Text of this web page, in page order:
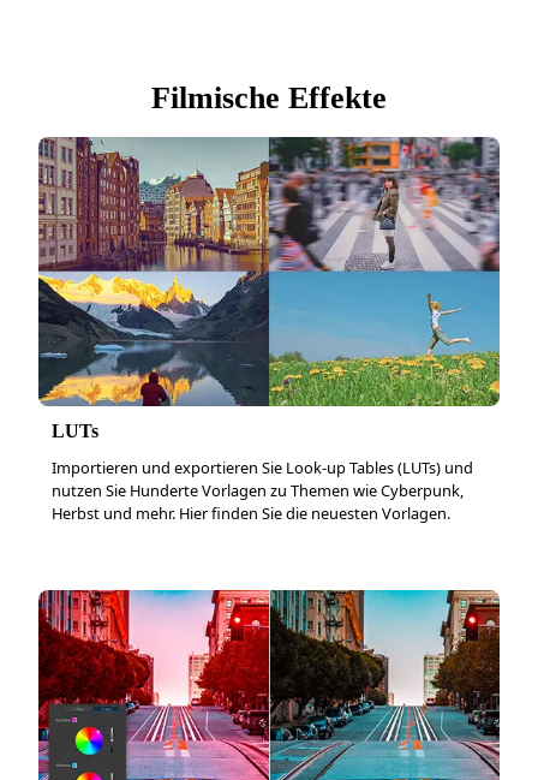
Filmische Effekte
LUTs
Importieren und exportieren Sie Look-up Tables (LUTs) und
nutzen Sie Hunderte Vorlagen zu Themen wie Cyberpunk,
Herbst und mehr. Hier finden Sie die neuesten Vorlagen.